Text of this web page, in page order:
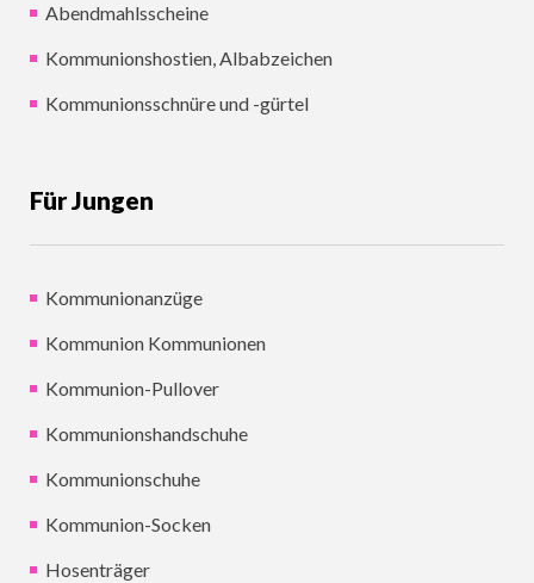
Abendmahlsscheine
Kommunionshostien, Albabzeichen
Kommunionsschnüre und -gürtel
Für Jungen
Kommunionanzüge
Kommunion Kommunionen
Kommunion-Pullover
Kommunionshandschuhe
Kommunionschuhe
Kommunion-Socken
Hosenträger